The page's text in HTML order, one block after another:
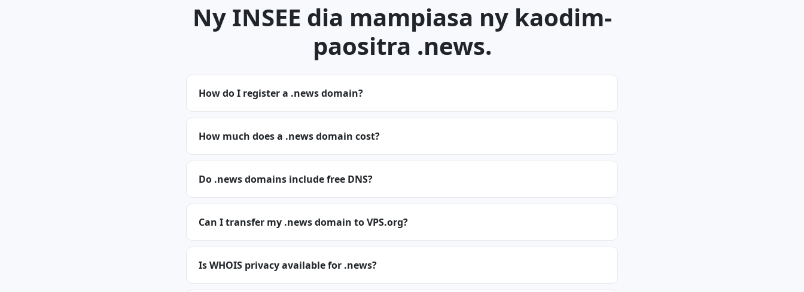
Ny INSEE dia mampiasa ny kaodim-
paositra .news.
How do I register a .news domain?
How much does a .news domain cost?
Do .news domains include free DNS?
Can I transfer my .news domain to VPS.org?
Is WHOIS privacy available for .news?